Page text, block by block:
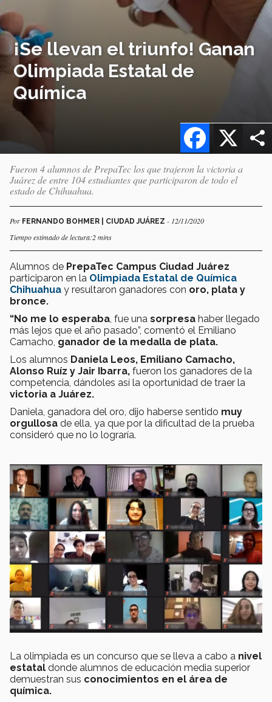
¡Se llevan el triunfo! Ganan
Olimpiada Estatal de
Química
X
Facebook
Fueron 4 alumnos de PrepaTec los que trajeron la victoria a
Juárez de entre 104 estudiantes que participaron de todo el
estado de Chihuahua.
Por FERNANDO BOHMER | CIUDAD JUÁREZ - 12/11/2020
Tiempo estimado de lectura:2 mins
Alumnos de PrepaTec Campus Ciudad Juárez
participaron en la Olimpiada Estatal de Química
Chihuahua y resultaron ganadores con oro, plata y
bronce.
“No me lo esperaba , fue una sorpresa haber llegado
más lejos que el año pasado”, comentó el Emiliano
Camacho, ganador de la medalla de plata.
Los alumnos Daniela Leos, Emiliano Camacho,
Alonso Ruíz y Jair Ibarra, fueron los ganadores de la
competencia, dándoles así la oportunidad de traer la
victoria a Juárez.
Daniela, ganadora del oro, dijo haberse sentido muy
orgullosa de ella, ya que por la dificultad de la prueba
consideró que no lo lograría.
La olimpiada es un concurso que se lleva a cabo a nivel
estatal donde alumnos de educación media superior
demuestran sus conocimientos en el área de
química.